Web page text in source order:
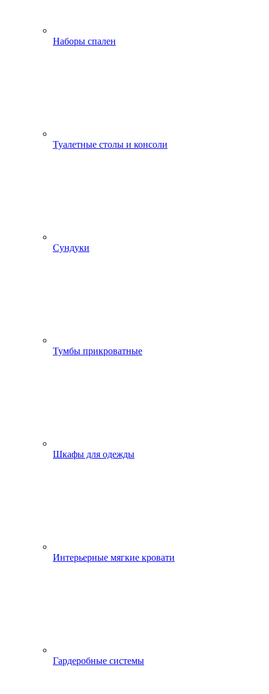
Наборы спален
Туалетные столы и консоли
Сундуки
Тумбы прикроватные
Шкафы для одежды
Интерьерные мягкие кровати
Гардеробные системы